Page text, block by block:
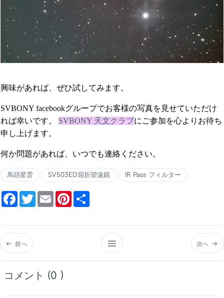
興味があれば、ぜひ試してみます。
SVBONY facebookグループでお客様の写真を見せていただけ
れば幸いです。
SVBONY 天文クラブにご参加を心よりお待ち
申し上げます。
何か問題があれば、いつでも連絡ください。
馬頭星雲 SV503ED屈折望遠鏡 IR Pass フィルター
FacebookTwitterEmail Pinterest
前へ 次へ
コメント (0 )